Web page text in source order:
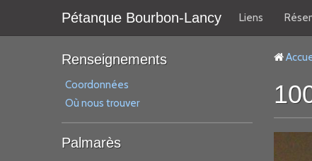
Pétanque Bourbon-Lancy Liens
Renseignements
Coordonnées
Où nous trouver
Palmarès